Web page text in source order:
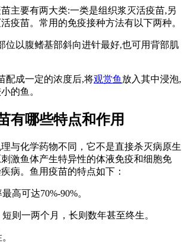
主要有两大类:一类是组织浆灭活疫苗,另
疫苗。常用的免疫接种方法有以下两种。
位以腹鳍基部斜向进针最好,也可用背部肌
配成一定的浓度后,将观赏鱼 放入其中浸泡,
的鱼。
有哪些特点和作用
与化学药物不同，它不是直接杀灭病原生
激鱼体产生特异性的体液免疫和细胞免
病。鱼用疫苗的特点如下：
高可达70%-90%。
则一两个月，长则数年甚至终生。